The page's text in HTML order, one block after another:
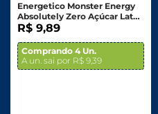
Energetico Monster Energy
Absolutely Zero Açúcar Lata
473ml
R$ 9,89
Comprando 4 Un.
A un. sai por R$ 9,39